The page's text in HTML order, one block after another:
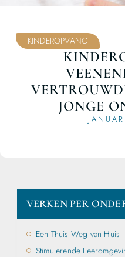
KINDEROPVANG
JONGE
VERKEN PER
Een Thuis Weg van Huis
Stimulerende